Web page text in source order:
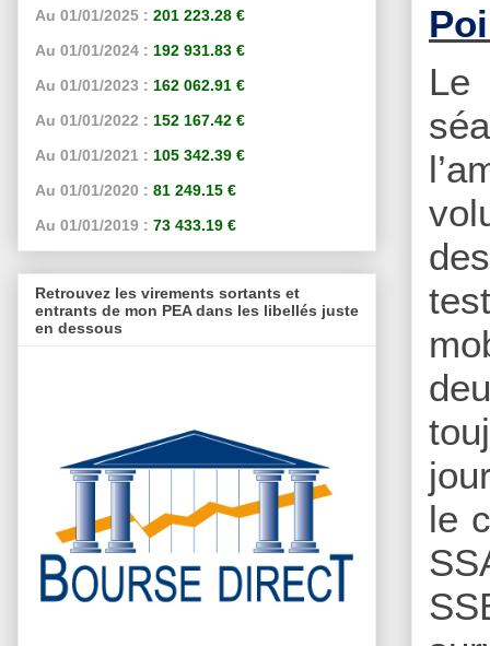
Le
le
Au 01/01/2025 : 201 223.28 €
Au 01/01/2024 : 192 931.83 €
Au 01/01/2023 : 162 062.91 €
Au 01/01/2022 : 152 167.42 €
Au 01/01/2021 : 105 342.39 €
Au 01/01/2020 : 81 249.15 €
Au 01/01/2019 : 73 433.19 €
Retrouvez les virements sortants et
entrants de mon PEA dans les libellés juste
en dessous